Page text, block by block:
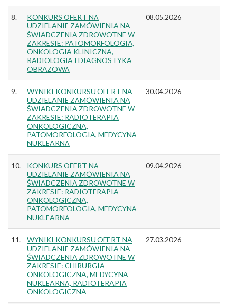
8.
KONKURS OFERT NA
UDZIELANIE ZAMÓWIENIA NA
ŚWIADCZENIA ZDROWOTNE W
ZAKRESIE: PATOMORFOLOGIA,
ONKOLOGIA KLINICZNA,
RADIOLOGIA I DIAGNOSTYKA
OBRAZOWA
08.05.2026
9.
WYNIKI KONKURSU OFERT NA
UDZIELANIE ZAMÓWIENIA NA
ŚWIADCZENIA ZDROWOTNE W
ZAKRESIE: RADIOTERAPIA
ONKOLOGICZNA,
PATOMORFOLOGIA, MEDYCYNA
NUKLEARNA
30.04.2026
10.
KONKURS OFERT NA
UDZIELANIE ZAMÓWIENIA NA
ŚWIADCZENIA ZDROWOTNE W
ZAKRESIE: RADIOTERAPIA
ONKOLOGICZNA,
PATOMORFOLOGIA, MEDYCYNA
NUKLEARNA
09.04.2026
11.
WYNIKI KONKURSU OFERT NA
UDZIELANIE ZAMÓWIENIA NA
ŚWIADCZENIA ZDROWOTNE W
ZAKRESIE: CHIRURGIA
ONKOLOGICZNA, MEDYCYNA
NUKLEARNA, RADIOTERAPIA
ONKOLOGICZNA
27.03.2026